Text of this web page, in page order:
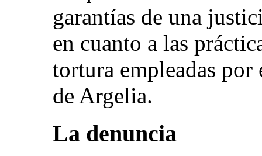
garantías de una
en cuanto a las
tortura empleadas
de Argelia.
La denuncia